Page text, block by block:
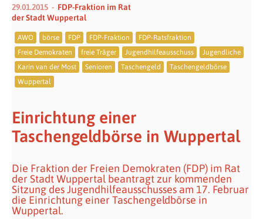
29.01.2015
FDP-Fraktion im Rat
der Stadt Wuppertal
AWO börse FDP FDP-Fraktion
FDP-Ratsfraktion
Freie Demokraten
freie Träger Jugendhilfeausschuss
Jugendliche
Karin van der Most
Senioren Taschengeld
Taschengeldbörse
Wuppertal
Einrichtung einer
Taschengeldbörse in Wuppertal
Die Fraktion der Freien Demokraten (FDP) im Rat
der Stadt Wuppertal beantragt zur kommenden
Sitzung des Jugendhilfeausschusses am 17. Februar
die Einrichtung einer Taschengeldbörse in
Wuppertal.